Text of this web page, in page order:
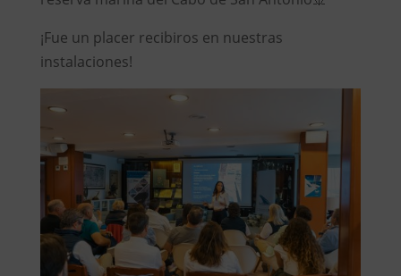
¡Fue un placer recibiros en nuestras
instalaciones!